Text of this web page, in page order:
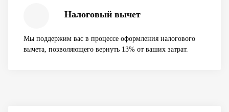
Налоговый вычет
Мы поддержим вас в процессе оформления налогового
вычета, позволяющего вернуть 13% от ваших затрат.